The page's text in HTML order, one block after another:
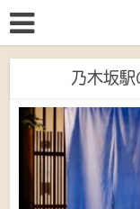
乃木坂